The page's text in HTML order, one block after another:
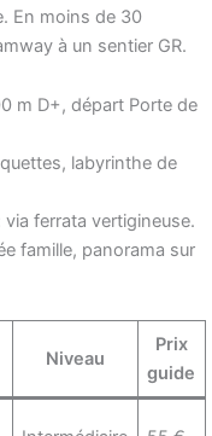
En moins de 30
à un sentier GR.
m D+, départ Porte de
labyrinthe de
via ferrata vertigineuse.
famille, panorama sur
Niveau
Prix
guide